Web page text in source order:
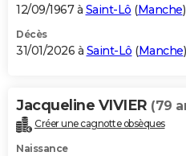
12/09/1967 à Saint-Lô (Manche)
Décès
31/01/2026 à Saint-Lô (Manche)
Jacqueline VIVIER (79
Créer une cagnotte obsèques
Naissance